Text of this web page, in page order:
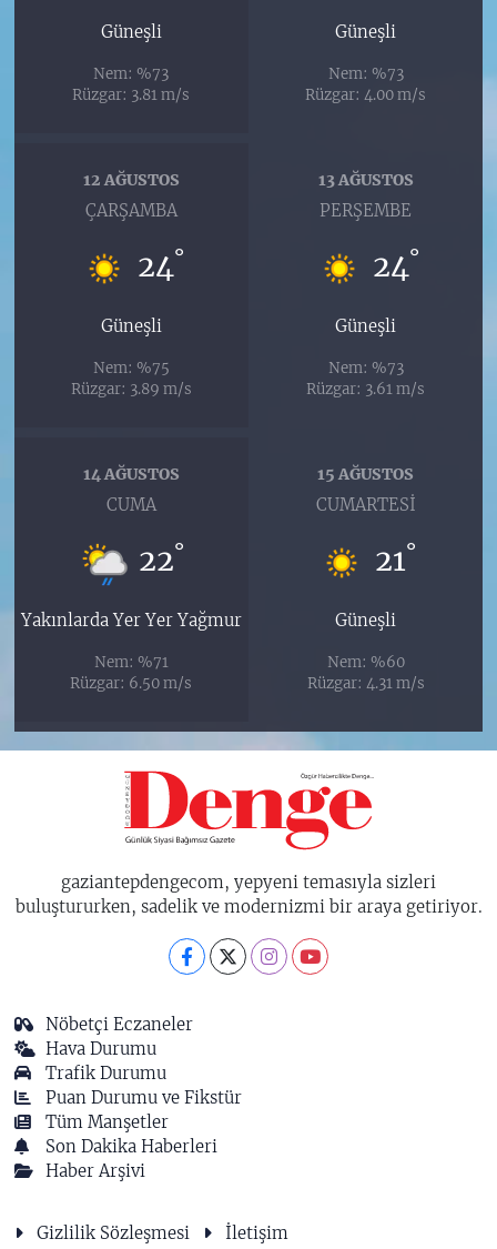
Güneşli
Nem: %73
Rüzgar: 3.81 m/s
Güneşli
Nem: %73
Rüzgar: 4.00 m/s
12 AĞUSTOS
ÇARŞAMBA
24°
Güneşli
Nem: %75
Rüzgar: 3.89 m/s
13 AĞUSTOS
PERŞEMBE
24°
Güneşli
Nem: %73
Rüzgar: 3.61 m/s
14 AĞUSTOS
CUMA
22°
Yakınlarda Yer Yer Yağmur
Nem: %71
Rüzgar: 6.50 m/s
15 AĞUSTOS
CUMARTESI
21°
Güneşli
Nem: %60
Rüzgar: 4.31 m/s
gaziantepdengecom, yepyeni temasıyla sizleri
buluştururken, sadelik ve modernizmi bir araya getiriyor.
Nöbetçi Eczaneler
Hava Durumu
Trafik Durumu
Puan Durumu ve Fikstür
Tüm Manşetler
Son Dakika Haberleri
Haber Arşivi
Gizlilik Sözleşmesi İletişim